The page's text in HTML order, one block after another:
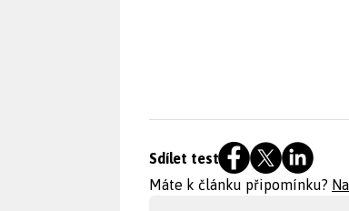
Sdílet test
Máte k článku připomínku?